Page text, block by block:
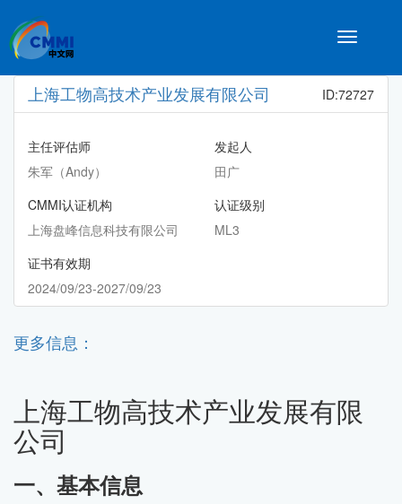
Toggle
上海工物高技术产业发展有限公司 ID:72727
主任评估师
朱军（Andy）
发起人
田广
CMMI认证机构
上海盘峰信息科技有限公司
认证级别
ML3
证书有效期
2024/09/23-2027/09/23
更多信息：
上海工物高技术产业发展有限
公司
一、基本信息